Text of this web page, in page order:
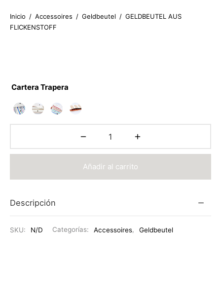
Inicio / Accessoires / Geldbeutel / GELDBEUTEL AUS
FLICKENSTOFF
Cartera Trapera
Añadir al carrito
Descripción
SKU: N/D Categorías: Accessoires, Geldbeutel